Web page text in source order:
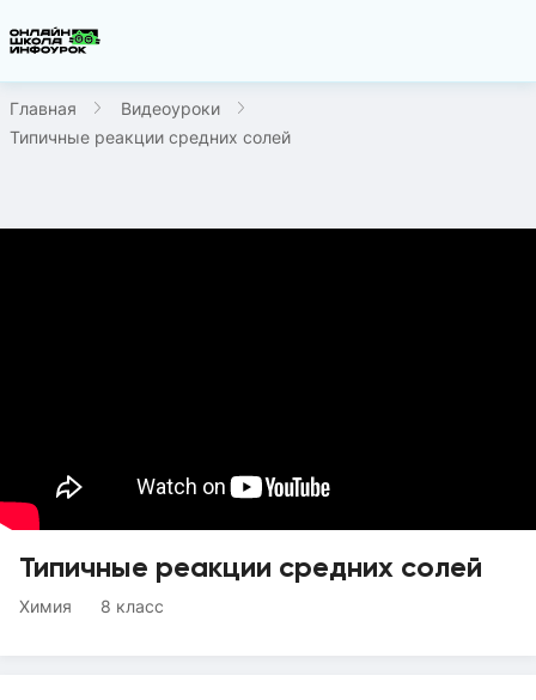
Главная
Видеоуроки
Типичные реакции средних солей
Типичные реакции средних солей
Химия 8 класс